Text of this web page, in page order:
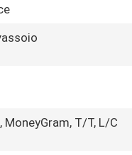
MoneyGram, T/T, L/C